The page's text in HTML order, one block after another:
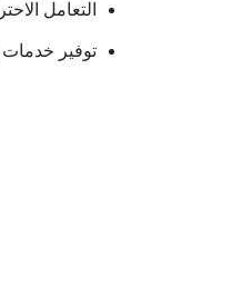
التعامل
توفير خدمات